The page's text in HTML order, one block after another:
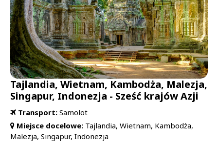
Tajlandia, Wietnam, Kambodża, Malezja,
Singapur, Indonezja - Sześć krajów Azji
Transport: Samolot
Miejsce docelowe: Tajlandia, Wietnam, Kambodża,
Malezja, Singapur, Indonezja